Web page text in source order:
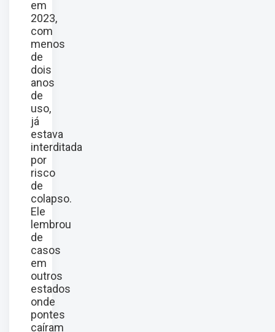
em
2023,
com
menos
de
dois
anos
de
uso,
já
estava
interditada
por
risco
de
colapso.
Ele
lembrou
de
casos
em
outros
estados
onde
pontes
caíram